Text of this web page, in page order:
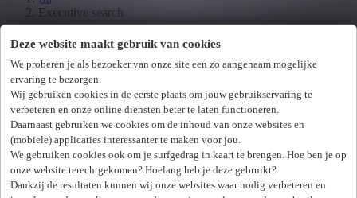
Deze website maakt gebruik van cookies
We proberen je als bezoeker van onze site een zo aangenaam mogelijke
ervaring te bezorgen.
Wij gebruiken cookies in de eerste plaats om jouw gebruikservaring te
verbeteren en onze online diensten beter te laten functioneren.
Daarnaast gebruiken we cookies om de inhoud van onze websites en
(mobiele) applicaties interessanter te maken voor jou.
We gebruiken cookies ook om je surfgedrag in kaart te brengen. Hoe ben je op
onze website terechtgekomen? Hoelang heb je deze gebruikt?
Dankzij de resultaten kunnen wij onze websites waar nodig verbeteren en
Executive search
Vacatures
Team
Werkgevers
Over ons
Team
Loading...